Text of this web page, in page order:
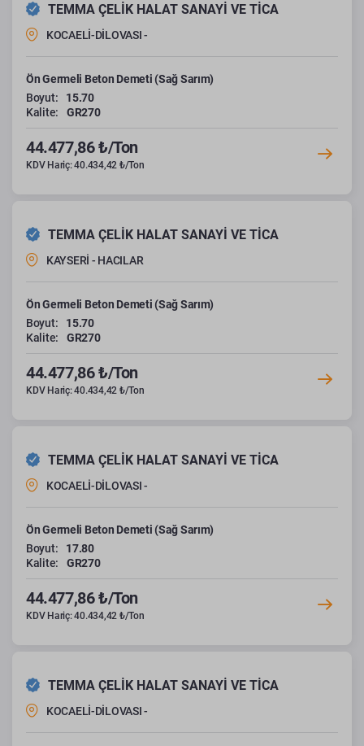
TEMMA ÇELİK HALAT SANAYİ VE TİCA
KOCAELİ-DİLOVASI -
Ön Germeli Beton Demeti (Sağ Sarım)
Boyut:
15.70
Kalite:
GR270
44.477,86 ₺/Ton
KDV Hariç: 40.434,42 ₺/Ton
TEMMA ÇELİK HALAT SANAYİ VE TİCA
KAYSERİ - HACILAR
Ön Germeli Beton Demeti (Sağ Sarım)
Boyut:
15.70
Kalite:
GR270
44.477,86 ₺/Ton
KDV Hariç: 40.434,42 ₺/Ton
TEMMA ÇELİK HALAT SANAYİ VE TİCA
KOCAELİ-DİLOVASI -
Ön Germeli Beton Demeti (Sağ Sarım)
Boyut:
17.80
Kalite:
GR270
44.477,86 ₺/Ton
KDV Hariç: 40.434,42 ₺/Ton
TEMMA ÇELİK HALAT SANAYİ VE TİCA
KOCAELİ-DİLOVASI -